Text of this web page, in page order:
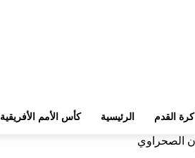
كرة القدم الرئيسية كأس الأمم الأفريقية 2025
الصحراوي